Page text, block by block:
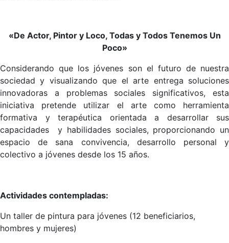
«De Actor, Pintor y Loco, Todas y Todos Tenemos Un
Poco»
Considerando que los jóvenes son el futuro de nuestra
sociedad y visualizando que el arte entrega soluciones
innovadoras a problemas sociales significativos, esta
iniciativa pretende utilizar el arte como herramienta
formativa y terapéutica orientada a desarrollar sus
capacidades y habilidades sociales, proporcionando un
espacio de sana convivencia, desarrollo personal y
colectivo a jóvenes desde los 15 años.
Actividades contempladas:
Un taller de pintura para jóvenes (12 beneficiarios,
hombres y mujeres)